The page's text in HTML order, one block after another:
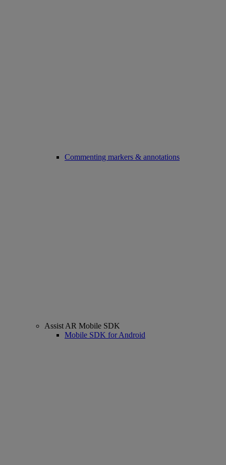
Commenting markers & annotations
Assist AR Mobile SDK
Mobile SDK for Android